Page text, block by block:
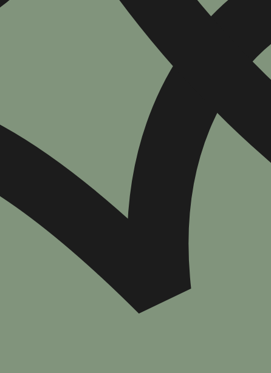
איזה פורמט בא לך?
דיגיטלי
40
31/08/2026